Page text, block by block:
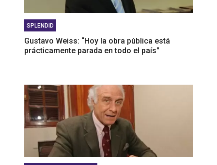
SPLENDID
Gustavo Weiss: “Hoy la obra pública está
prácticamente parada en todo el país"